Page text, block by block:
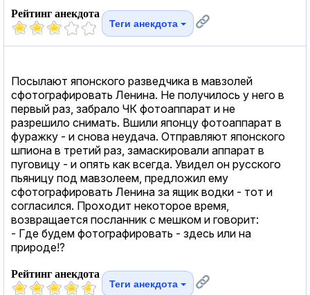
Рейтинг анекдота
Теги анекдота
Посылают японского разведчика в мавзолей
сфотографировать Ленина. Не получилось у него в
первый раз, забрало ЧК фотоаппарат и не
разрешило снимать. Вшили японцу фотоаппарат в
фуражку - и снова неудача. Отправляют японского
шпиона в третий раз, замаскировали аппарат в
пуговицу - и опять как всегда. Увидел он русского
пьяницу под мавзолеем, предложил ему
сфотографировать Ленина за ящик водки - тот и
согласился. Проходит некоторое время,
возвращается посланник с мешком и говорит:
- Где будем фотографировать - здесь или на
природе!?
Рейтинг анекдота
Теги анекдота